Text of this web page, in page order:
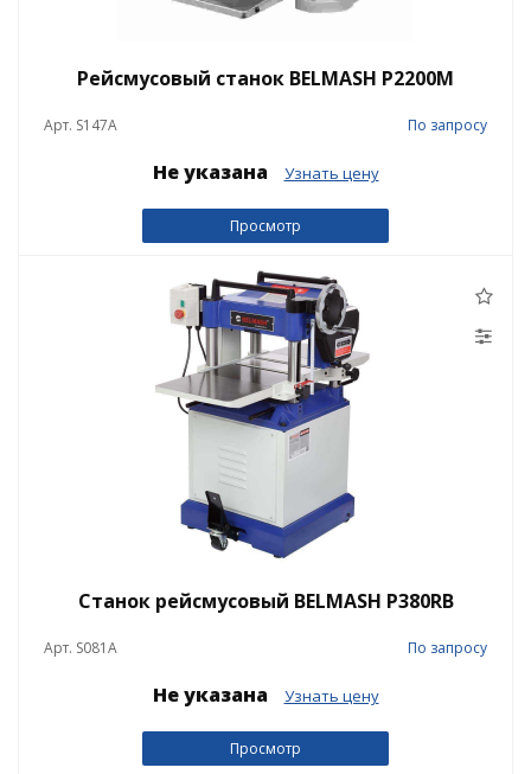
Рейсмусовый станок BELMASH P2200M
Арт. S147A По запросу
Не указана Узнать цену
Просмотр
Станок рейсмусовый BELMASH P380RB
Арт. S081A По запросу
Не указана Узнать цену
Просмотр